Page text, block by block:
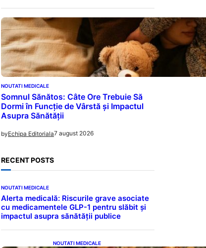
NOUTATI MEDICALE
Somnul Sănătos: Câte Ore Trebuie Să
Dormi în Funcție de Vârstă și Impactul
Asupra Sănătății
byEchipa Editoriala7 august 2026
RECENT POSTS
NOUTATI MEDICALE
Alerta medicală: Riscurile grave asociate
cu medicamentele GLP-1 pentru slăbit și
impactul asupra sănătății publice
NOUTATI MEDICALE